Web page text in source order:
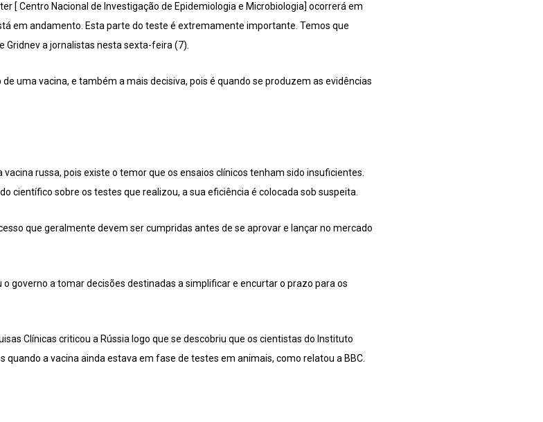
[ Centro Nacional de Investigação de Epidemiologia e Microbiologia] ocorrerá em
em andamento. Esta parte do teste é extremamente importante. Temos que
Gridnev a jornalistas nesta sexta-feira (7).
uma vacina, e também a mais decisiva, pois é quando se produzem as evidências
russa, pois existe o temor que os ensaios clínicos tenham sido insuficientes.
científico sobre os testes que realizou, a sua eficiência é colocada sob suspeita.
que geralmente devem ser cumpridas antes de se aprovar e lançar no mercado
governo a tomar decisões destinadas a simplificar e encurtar o prazo para os
Clínicas criticou a Rússia logo que se descobriu que os cientistas do Instituto
quando a vacina ainda estava em fase de testes em animais, como relatou a BBC.